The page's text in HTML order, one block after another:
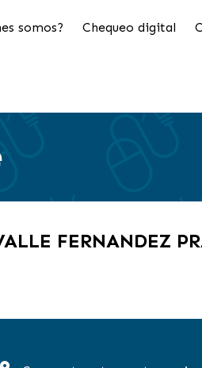
somos? Chequeo digital
FERNANDEZ